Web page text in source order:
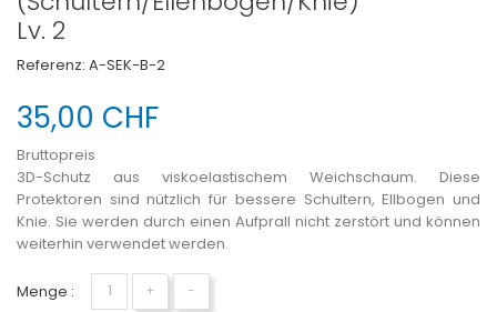
Lv. 2
Referenz: A-SEK-B-2
35,00 CHF
Bruttopreis
3D-Schutz aus viskoelastischem Weichschaum. Diese
Protektoren sind nützlich für bessere Schultern, Ellbogen und
Knie. Sie werden durch einen Aufprall nicht zerstört und können
weiterhin verwendet werden.
Menge : + −